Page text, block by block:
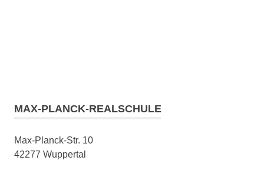
MAX-PLANCK-REALSCHULE
Max-Planck-Str. 10
42277 Wuppertal